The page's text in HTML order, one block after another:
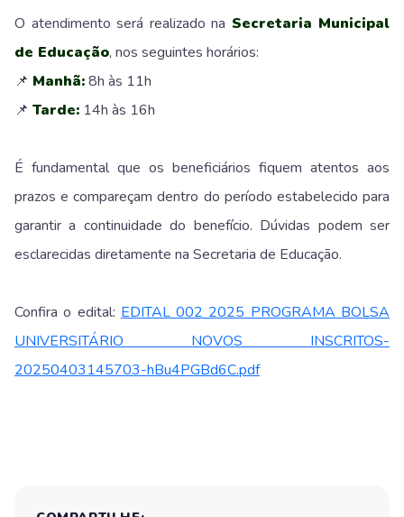
O atendimento será realizado na Secretaria Municipal
de Educação, nos seguintes horários:
📌 Manhã:8h às 11h
📌 Tarde: 14h às 16h
É fundamental que os beneficiários fiquem atentos aos
prazos e compareçam dentro do período estabelecido para
garantir a continuidade do benefício. Dúvidas podem ser
esclarecidas diretamente na Secretaria de Educação.
Confira o edital: EDITAL 002 2025 PROGRAMA BOLSA
UNIVERSITÁRIO NOVOS INSCRITOS-
20250403145703-hBu4PGBd6C.pdf